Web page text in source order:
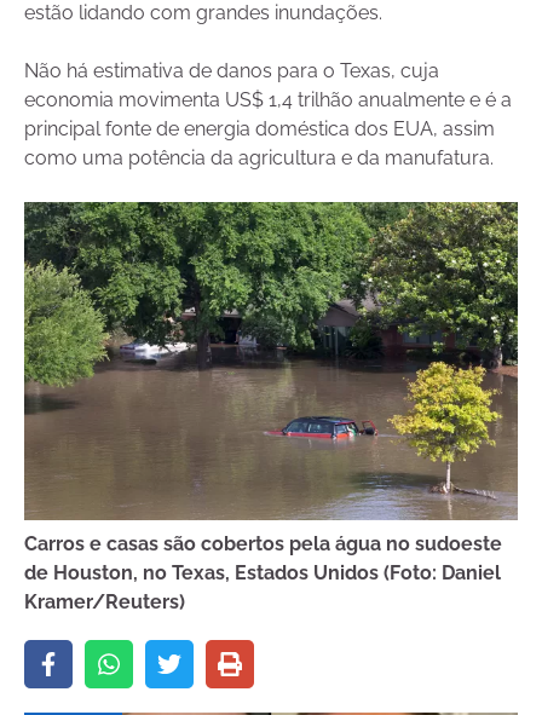
estão lidando com grandes inundações.
Não há estimativa de danos para o Texas, cuja
economia movimenta US$ 1,4 trilhão anualmente e é a
principal fonte de energia doméstica dos EUA, assim
como uma potência da agricultura e da manufatura.
Carros e casas são cobertos pela água no sudoeste
de Houston, no Texas, Estados Unidos (Foto: Daniel
Kramer/Reuters)